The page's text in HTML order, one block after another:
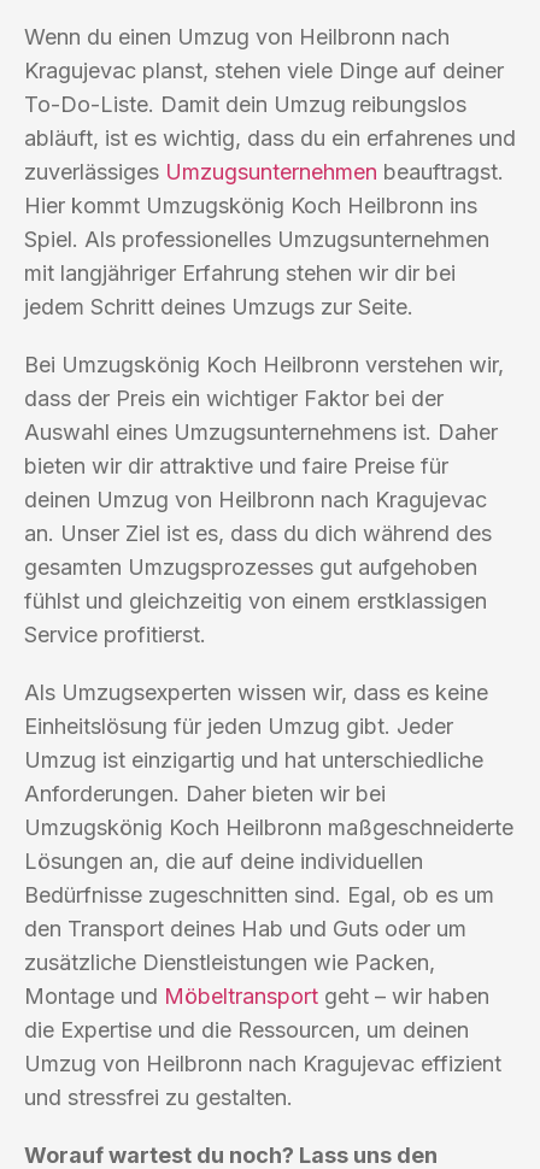
Wenn du einen Umzug von Heilbronn nach
Kragujevac planst, stehen viele Dinge auf deiner
To-Do-Liste. Damit dein Umzug reibungslos
abläuft, ist es wichtig, dass du ein erfahrenes und
zuverlässiges Umzugsunternehmen beauftragst.
Hier kommt Umzugskönig Koch Heilbronn ins
Spiel. Als professionelles Umzugsunternehmen
mit langjähriger Erfahrung stehen wir dir bei
jedem Schritt deines Umzugs zur Seite.
Bei Umzugskönig Koch Heilbronn verstehen wir,
dass der Preis ein wichtiger Faktor bei der
Auswahl eines Umzugsunternehmens ist. Daher
bieten wir dir attraktive und faire Preise für
deinen Umzug von Heilbronn nach Kragujevac
an. Unser Ziel ist es, dass du dich während des
gesamten Umzugsprozesses gut aufgehoben
fühlst und gleichzeitig von einem erstklassigen
Service profitierst.
Als Umzugsexperten wissen wir, dass es keine
Einheitslösung für jeden Umzug gibt. Jeder
Umzug ist einzigartig und hat unterschiedliche
Anforderungen. Daher bieten wir bei
Umzugskönig Koch Heilbronn maßgeschneiderte
Lösungen an, die auf deine individuellen
Bedürfnisse zugeschnitten sind. Egal, ob es um
den Transport deines Hab und Guts oder um
zusätzliche Dienstleistungen wie Packen,
Montage und Möbeltransport geht – wir haben
die Expertise und die Ressourcen, um deinen
Umzug von Heilbronn nach Kragujevac effizient
und stressfrei zu gestalten.
Worauf wartest du noch? Lass uns den